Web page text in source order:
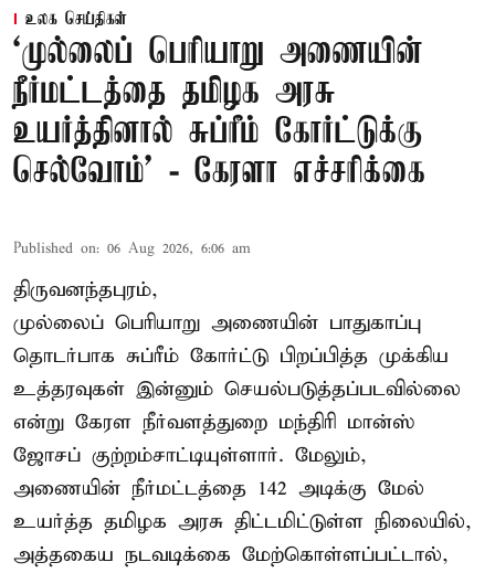
உலக செய்திகள்
‘முல்லைப் பெரியாறு அணையின்
நீர்மட்டத்தை தமிழக அரசு
உயர்த்தினால் சுப்ரீம் கோர்ட்டுக்கு
செல்வோம்' - கேரளா எச்சரிக்கை
Published on: 06 Aug 2026, 6:06 am
திருவனந்தபுரம்,
முல்லைப் பெரியாறு அணையின் பாதுகாப்பு
தொடர்பாக சுப்ரீம் கோர்ட்டு பிறப்பித்த முக்கிய
உத்தரவுகள் இன்னும் செயல்படுத்தப்படவில்லை
என்று கேரள நீர்வளத்துறை மந்திரி மான்ஸ்
ஜோசப் குற்றம்சாட்டியுள்ளார். மேலும்,
அணையின் நீர்மட்டத்தை 142 அடிக்கு மேல்
உயர்த்த தமிழக அரசு திட்டமிட்டுள்ள நிலையில்,
அத்தகைய நடவடிக்கை மேற்கொள்ளப்பட்டால்,